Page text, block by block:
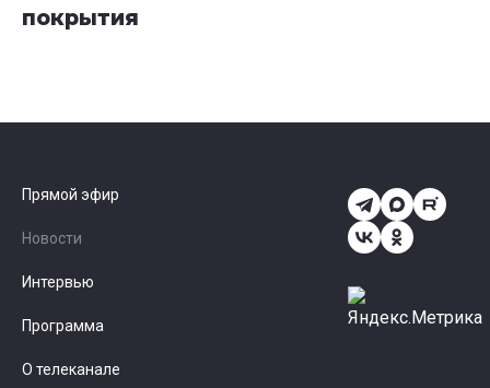
покрытия
Прямой эфир
Новости
Интервью
Программа
О телеканале